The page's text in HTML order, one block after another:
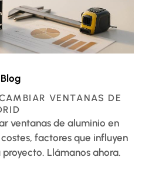
Blog
VENTANAS DE
ventanas de aluminio en
factores que influyen
Llámanos ahora.